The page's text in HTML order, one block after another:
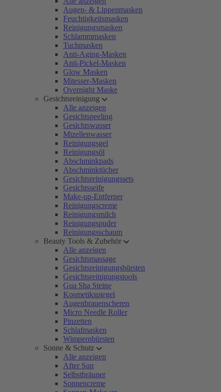
Augen- & Lippenmasken
Feuchtigkeitsmasken
Reinigungsmasken
Schlammmasken
Tuchmasken
Anti-Aging-Masken
Anti-Pickel-Masken
Glow Masken
Mitesser-Masken
Overnight Maske
Gesichtsreinigung
Alle anzeigen
Gesichtspeeling
Gesichtswasser
Mizellenwasser
Reinigungsgel
Reinigungsöl
Abschminkpads
Abschminktücher
Gesichtsreinigungssets
Gesichtsseife
Make-up-Entferner
Reinigungscreme
Reinigungsmilch
Reinigungspuder
Reinigungsschaum
Beauty Tools & Zubehör
Alle anzeigen
Gesichtsmassage
Gesichtsreinigungsbürsten
Gesichtsreinigungstools
Gua Sha Steine
Kosmetikspiegel
Augenbrauenscheren
Micro Needle Roller
Pinzetten
Schlafmasken
Wimpernbürsten
Sonne & Schutz
Alle anzeigen
After Sun
Selbstbräuner
Sonnencreme